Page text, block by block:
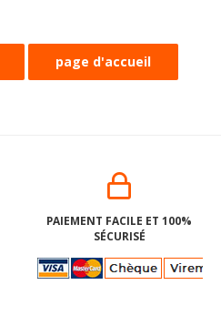
PAIEMENT FACILE ET 100%
SÉCURISÉ